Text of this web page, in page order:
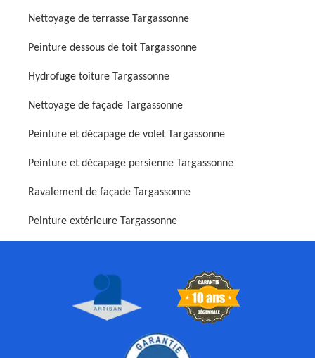
Nettoyage de terrasse Targassonne
Peinture dessous de toit Targassonne
Hydrofuge toiture Targassonne
Nettoyage de façade Targassonne
Peinture et décapage de volet Targassonne
Peinture et décapage persienne Targassonne
Ravalement de façade Targassonne
Peinture extérieure Targassonne